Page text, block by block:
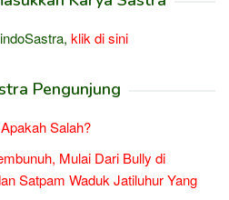
klik di sini
Pengunjung
Salah?
Mulai Dari Bully di
Satpam Waduk Jatiluhur Yang